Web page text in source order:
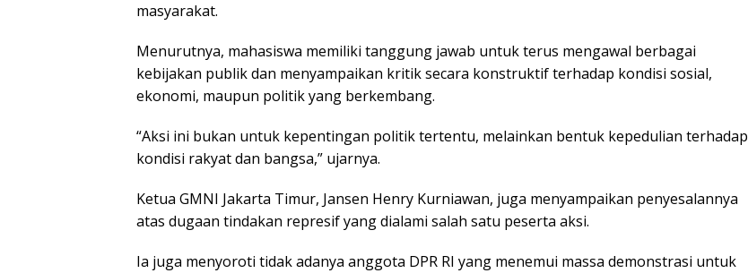
masyarakat.
Menurutnya, mahasiswa memiliki tanggung jawab untuk terus mengawal berbagai
kebijakan publik dan menyampaikan kritik secara konstruktif terhadap kondisi sosial,
ekonomi, maupun politik yang berkembang.
“Aksi ini bukan untuk kepentingan politik tertentu, melainkan bentuk kepedulian terhadap
kondisi rakyat dan bangsa,” ujarnya.
Ketua GMNI Jakarta Timur, Jansen Henry Kurniawan, juga menyampaikan penyesalannya
atas dugaan tindakan represif yang dialami salah satu peserta aksi.
Ia juga menyoroti tidak adanya anggota DPR RI yang menemui massa demonstrasi untuk